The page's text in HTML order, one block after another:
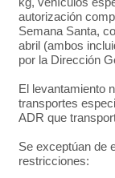
autorización
Semana Santa,
abril (ambos
por la Dirección
El levantamiento
transportes
ADR que
Se exceptúan de
restricciones: